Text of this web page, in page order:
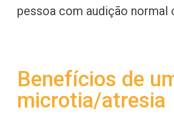
pessoa com audição normal
Benefícios de
microtia/atresia